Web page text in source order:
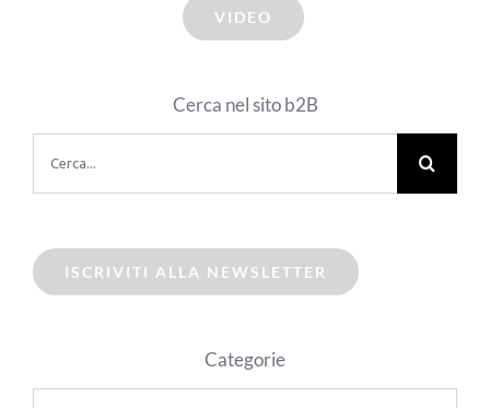
VIDEO
Cerca nel sito b2B
per:
ISCRIVITI ALLA NEWSLETTER
Categorie